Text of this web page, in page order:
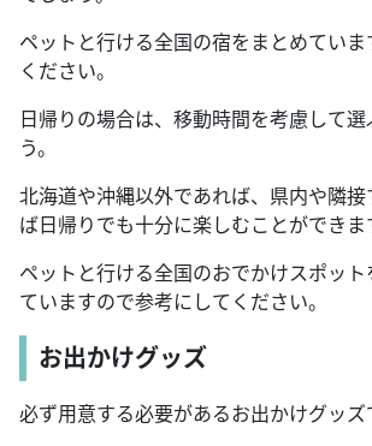
ペットと行ける全国の宿をまとめてい
ください。
日帰りの場合は、移動時間を考慮して
う。
北海道や沖縄以外であれば、県内や隣
ば日帰りでも十分に楽しむことができま
ペットと行ける全国のおでかけスポッ
ていますので参考にしてください。
お出かけグッズ
必ず用意する必要があるお出かけグッズ